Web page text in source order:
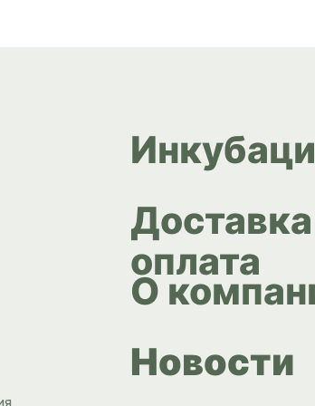
оплата
О
Новости